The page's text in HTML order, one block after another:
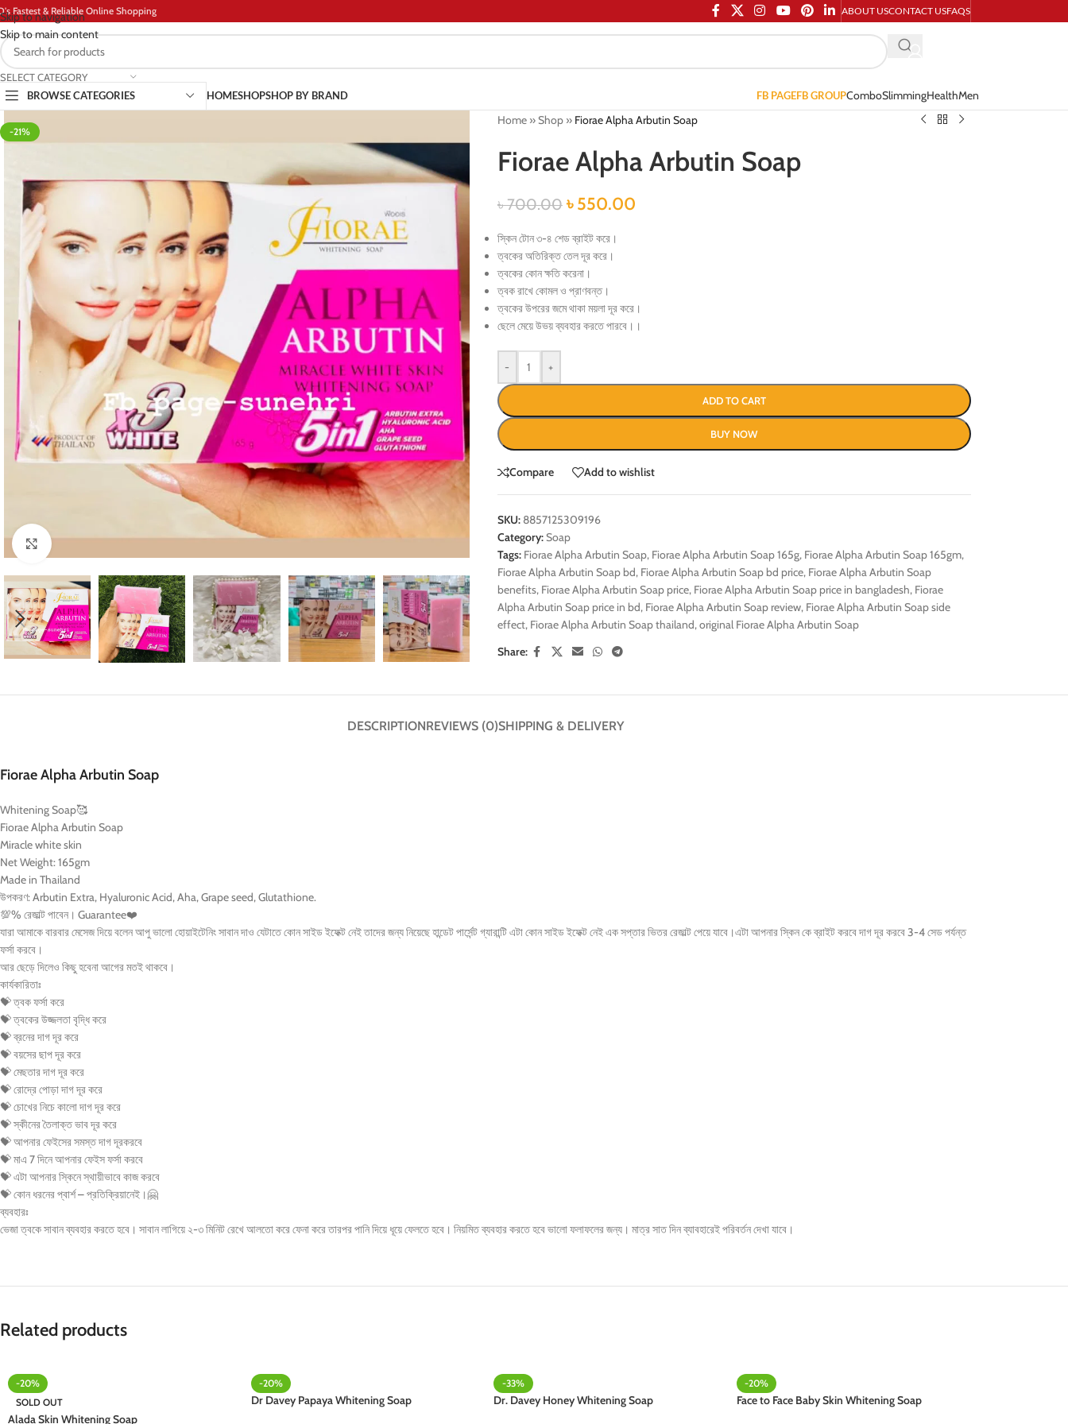
Skip to navigation
Skip to main content
Fastest & Reliable Online Shopping ABOUT USCONTACT USFAQS
SELECT CATEGORY
BROWSE CATEGORIES
HOMESHOPSHOP BY BRAND FB PAGEFB GROUPComboSlimmingHealthMen
-21%
Home»Shop» Fiorae Alpha Arbutin Soap
Fiorae Alpha Arbutin Soap
৳700.00 ৳550.00
স্কিন টোন ৩-৪ শেড ব্রাইট করে।
ত্বকের অতিরিক্ত তেল দূর করে।
ত্বকের কোন ক্ষতি করেনা।
ত্বক রাখে কোমল ও প্রাণবন্ত।
ত্বকের উপরের জমে থাকা ময়লা দূর করে।
ছেলে মেয়ে উভয় ব্যবহার করতে পারবে।।
- +
ADD TO CART
BUY NOW
Compare Add to wishlist
SKU: 8857125309196
Category:Soap
Tags: Fiorae Alpha Arbutin Soap, Fiorae Alpha Arbutin Soap 165g, Fiorae Alpha Arbutin Soap 165gm,
Fiorae Alpha Arbutin Soap bd, Fiorae Alpha Arbutin Soap bd price, Fiorae Alpha Arbutin Soap
benefits, Fiorae Alpha Arbutin Soap price, Fiorae Alpha Arbutin Soap price in bangladesh, Fiorae
Alpha Arbutin Soap price in bd, Fiorae Alpha Arbutin Soap review, Fiorae Alpha Arbutin Soap side
effect, Fiorae Alpha Arbutin Soap thailand, original Fiorae Alpha Arbutin Soap
Share:
DESCRIPTIONREVIEWS (0)SHIPPING & DELIVERY
Fiorae Alpha Arbutin Soap
Whitening Soap🥰
Fiorae Alpha Arbutin Soap
Miracle white skin
Net Weight: 165gm
Made in Thailand
উপকরণ: Arbutin Extra, Hyaluronic Acid, Aha, Grape seed, Glutathione.
💯% রেজাল্ট পাবেন। Guarantee❤️
যারা আমাকে বারবার মেসেজ দিয়ে বলেন আপু ভালো হোয়াইটেনিং সাবান দাও যেটাতে কোন সাইড ইফেক্ট নেই তাদের জন্য নিয়েছে হান্ডেট পার্সেন্ট গ্যারান্টি এটা কোন সাইড ইফেক্ট নেই এক সপ্তার ভিতর রেজাল্ট পেয়ে যাবে।এটা আপনার স্কিন কে ব্রাইট করবে দাগ দূর করবে 3-4 সেড পর্যন্ত
ফর্সা করবে।
আর ছেড়ে দিলেও কিছু হবেনা আগের মতই থাকবে।
কার্যকারিতাঃ
💝ত্বক ফর্সা করে
💝ত্বকের উজ্জলতা বৃদ্ধি করে
💝ব্রনের দাগ দূর করে
💝বয়সের ছাপ দূর করে
💝মেছতার দাগ দূর করে
💝রোদ্রে পোড়া দাগ দূর করে
💝চোখের নিচে কালো দাগ দূর করে
💝স্কীনের তৈলাক্ত ভাব দূর করে
💝আপনার ফেইসের সমস্ত দাগ দূরকরবে
💝মাএ 7 দিনে আপনার ফেইস ফর্সা করবে
💝এটা আপনার স্কিনে স্থায়ীভাবে কাজ করবে
💝কোন ধরনের প্বার্শ – প্রতিক্রিয়ানেই। 🤗
ব্যবহারঃ
ভেজা ত্বকে সাবান ব্যবহার করতে হবে। সাবান লাগিয়ে ২-৩ মিনিট রেখে আলতো করে ফেনা করে তারপর পানি দিয়ে ধূয়ে ফেলতে হবে। নিয়মিত ব্যবহার করতে হবে ভালো ফলাফলের জন্য। মাত্র সাত দিন ব্যাবহারেই পরিবর্তন দেখা যাবে।
Related products
-20%
SOLD OUT
Alada Skin Whitening Soap
-20%
Dr Davey Papaya Whitening Soap
-33%
Dr. Davey Honey Whitening Soap
-20%
Face to Face Baby Skin Whitening Soap